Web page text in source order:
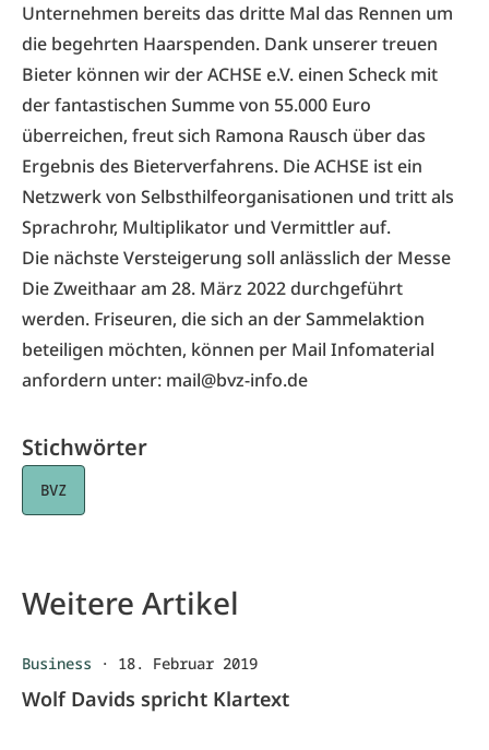
Unternehmen bereits das dritte Mal das Rennen um
die begehrten Haarspenden. Dank unserer treuen
Bieter können wir der ACHSE e.V. einen Scheck mit
der fantastischen Summe von 55.000 Euro
überreichen, freut sich Ramona Rausch über das
Ergebnis des Bieterverfahrens. Die ACHSE ist ein
Netzwerk von Selbsthilfeorganisationen und tritt als
Sprachrohr, Multiplikator und Vermittler auf.
Die nächste Versteigerung soll anlässlich der Messe
Die Zweithaar am 28. März 2022 durchgeführt
werden. Friseuren, die sich an der Sammelaktion
beteiligen möchten, können per Mail Infomaterial
anfordern unter: mail@bvz-info.de
Stichwörter
BVZ
Weitere Artikel
Business · 18. Februar 2019
Wolf Davids spricht Klartext